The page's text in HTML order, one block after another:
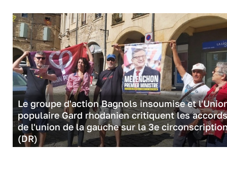
Le groupe d'action Bagnols insoumise et
populaire Gard rhodanien critiquent les accords
de l'union de la gauche sur la 3e
(DR)